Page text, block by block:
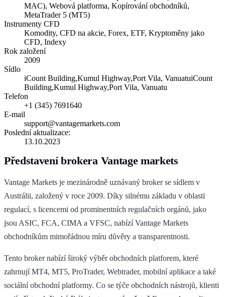
MAC), Webová platforma, Kopírování obchodníků,
MetaTrader 5 (MT5)
Instrumenty CFD
Komodity, CFD na akcie, Forex, ETF, Kryptoměny jako
CFD, Indexy
Rok založení
2009
Sídlo
iCount Building,Kumul Highway,Port Vila, VanuatuiCount
Building,Kumul Highway,Port Vila, Vanuatu
Telefon
+1 (345) 7691640
E-mail
support@vantagemarkets.com
Poslední aktualizace:
13.10.2023
Představení brokera Vantage markets
Vantage Markets je mezinárodně uznávaný broker se sídlem v
Austrálii, založený v roce 2009. Díky silnému základu v oblasti
regulací, s licencemi od prominentních regulačních orgánů, jako
jsou ASIC, FCA, CIMA a VFSC, nabízí Vantage Markets
obchodníkům mimořádnou míru důvěry a transparentnosti.
Tento broker nabízí široký výběr obchodních platforem, které
zahrnují MT4, MT5, ProTrader, Webtrader, mobilní aplikace a také
sociální obchodní platformy. Co se týče obchodních nástrojů, klienti